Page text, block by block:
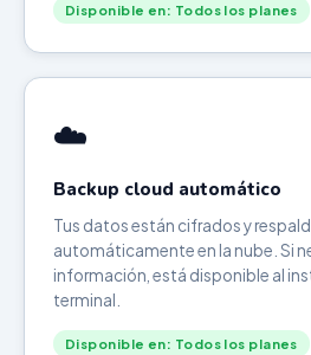
Disponible en: Todos los planes
☁️
Backup cloud automático
Tus datos están cifrados y
automáticamente en la nube. Si
información, está disponible al
terminal.
Disponible en: Todos los planes